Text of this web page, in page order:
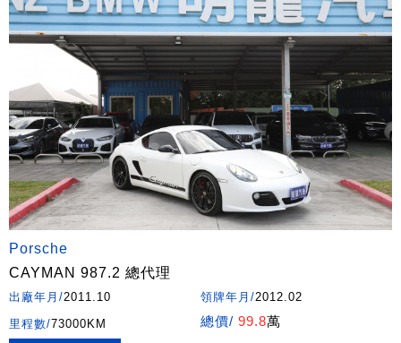
Porsche
CAYMAN 987.2 總代理
出廠年月/2011.10 領牌年月/2012.02
里程數/73000KM 總價/ 99.8萬